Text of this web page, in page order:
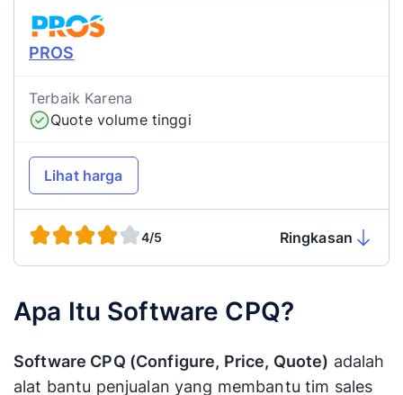
PROS
Terbaik Karena
Quote volume tinggi
Lihat harga
4/5 Ringkasan
Apa Itu Software CPQ?
Software CPQ (Configure, Price, Quote) adalah
alat bantu penjualan yang membantu tim sales